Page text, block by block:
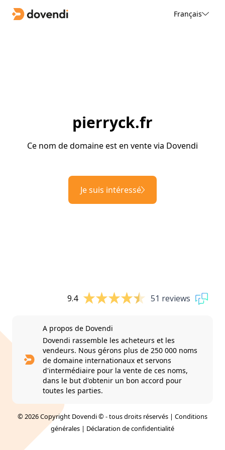
Français
pierryck.fr
Ce nom de domaine est en vente via Dovendi
Je suis intéressé
9.4 51 reviews
A propos de Dovendi
Dovendi rassemble les acheteurs et les
vendeurs. Nous gérons plus de 250 000 noms
de domaine internationaux et servons
d'intermédiaire pour la vente de ces noms,
dans le but d'obtenir un bon accord pour
toutes les parties.
© 2026 Copyright Dovendi © - tous droits réservés | Conditions
générales | Déclaration de confidentialité